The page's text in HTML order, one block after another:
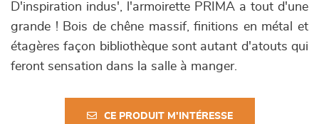
D'inspiration indus', l'armoirette PRIMA a tout d'une
grande ! Bois de chêne massif, finitions en métal et
étagères façon bibliothèque sont autant d'atouts qui
feront sensation dans la salle à manger.
CE PRODUIT M'INTÉRESSE